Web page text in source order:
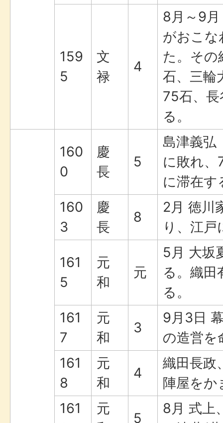
159
5
文
禄
4
8月～9
がおこな
た。その
石、三輪
75石、
る。
160
0
慶
長
5
島津義弘
に敗れ、
に滞在す
160
3
慶
長
8
2月 徳川
り、江戸
161
5
元
和
元
5月 大坂
る。織田
る。
161
7
元
和
3
9月3日
の造営を
161
8
元
和
4
織田長政
陣屋をか
161
元
5
8月 式上